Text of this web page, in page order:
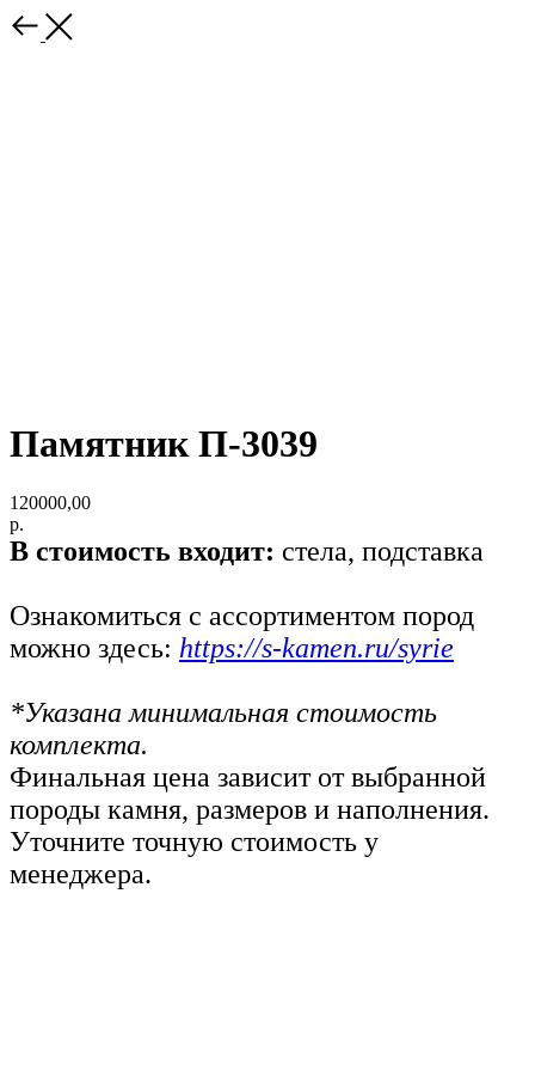
Памятник П-3039
120000,00
р.
В стоимость входит: стела, подставка
Ознакомиться с ассортиментом пород
можно здесь: https://s-kamen.ru/syrie
*Указана минимальная стоимость
комплекта.
Финальная цена зависит от выбранной
породы камня, размеров и наполнения.
Уточните точную стоимость у
менеджера.